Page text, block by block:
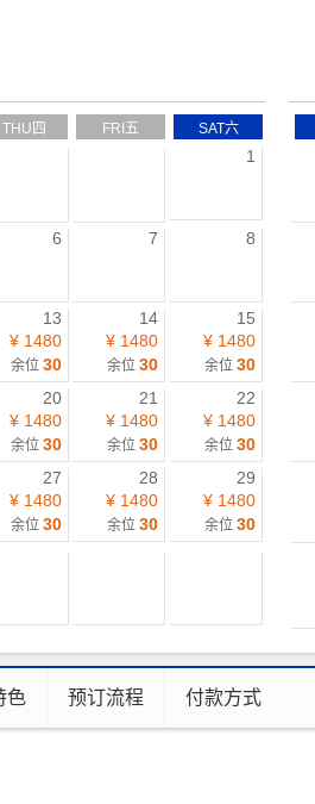
THU四 FRI五 SAT六
1
6 7 8
13
¥ 1480
余位 30
14
¥ 1480
余位 30
15
¥ 1480
余位 30
20
¥ 1480
余位 30
21
¥ 1480
余位 30
22
¥ 1480
余位 30
27
¥ 1480
余位 30
28
¥ 1480
余位 30
29
¥ 1480
余位 30
色 预订流程 付款方式